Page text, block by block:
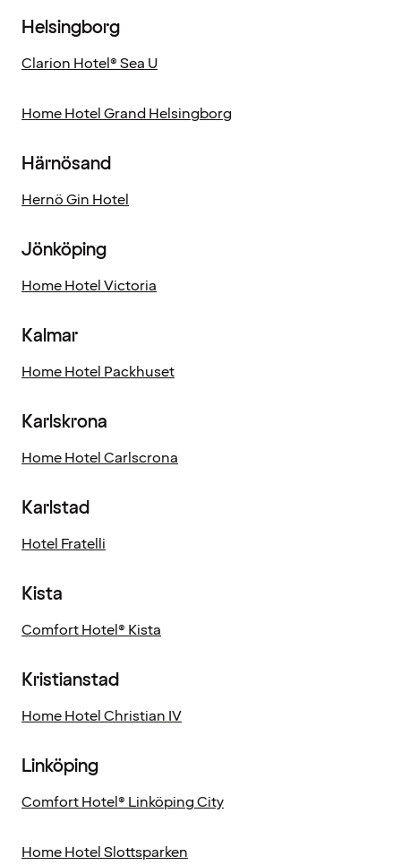
Helsingborg
Clarion Hotel® Sea U
Home Hotel Grand Helsingborg
Härnösand
Hernö Gin Hotel
Jönköping
Home Hotel Victoria
Kalmar
Home Hotel Packhuset
Karlskrona
Home Hotel Carlscrona
Karlstad
Hotel Fratelli
Kista
Comfort Hotel® Kista
Kristianstad
Home Hotel Christian IV
Linköping
Comfort Hotel® Linköping City
Home Hotel Slottsparken